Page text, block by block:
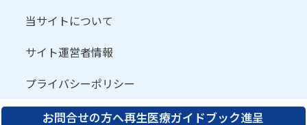
当サイトについて
サイト運営者情報
プライバシーポリシー
お問合せの方へ再生医療ガイドブック進呈